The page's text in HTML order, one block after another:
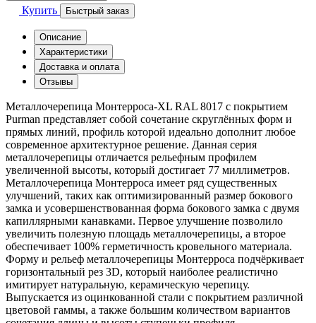
Купить Быстрый заказ
Описание
Характеристики
Доставка и оплата
Отзывы
Металлочерепица Монтерроса-XL RAL 8017 с покрытием
Purman представляет собой сочетание скруглённых форм и
прямых линий, профиль которой идеально дополнит любое
современное архитектурное решение. Данная серия
металлочерепицы отличается рельефным профилем
увеличенной высоты, который достигает 77 миллиметров.
Металлочерепица Монтерроса имеет ряд существенных
улучшений, таких как оптимизированный размер бокового
замка и усовершенствованная форма бокового замка с двумя
капиллярными канавками. Первое улучшение позволило
увеличить полезную площадь металлочерепицы, а второе
обеспечивает 100% герметичность кровельного материала.
Форму и рельеф металлочерепицы Монтерроса подчёркивает
горизонтальный рез 3D, который наиболее реалистично
имитирует натуральную, керамическую черепицу.
Выпускается из оцинкованной стали с покрытием различной
цветовой гаммы, а также большим количеством вариантов